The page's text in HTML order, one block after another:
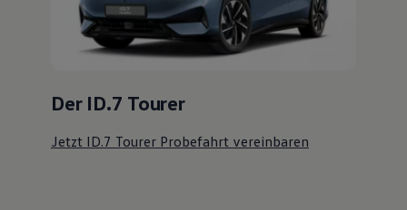
Der ID.7 Tourer
Jetzt ID.7 Tourer Probefahrt vereinbaren